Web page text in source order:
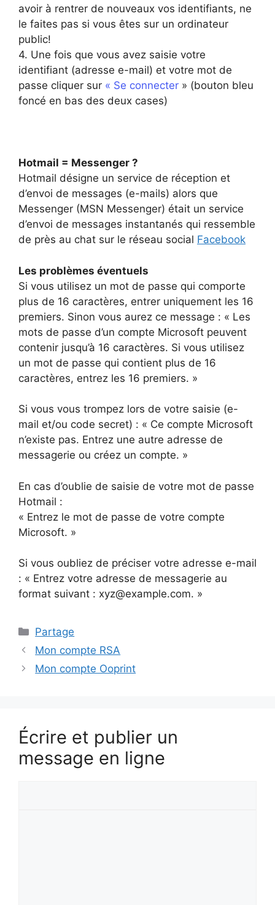
avoir à rentrer de nouveaux vos identifiants, ne
le faites pas si vous êtes sur un ordinateur
public!
4. Une fois que vous avez saisie votre
identifiant (adresse e-mail) et votre mot de
passe cliquer sur « Se connecter » (bouton bleu
foncé en bas des deux cases)
Hotmail = Messenger ?
Hotmail désigne un service de réception et
d’envoi de messages (e-mails) alors que
Messenger (MSN Messenger) était un service
d’envoi de messages instantanés qui ressemble
de près au chat sur le réseau social Facebook
Les problèmes éventuels
Si vous utilisez un mot de passe qui comporte
plus de 16 caractères, entrer uniquement les 16
premiers. Sinon vous aurez ce message : « Les
mots de passe d’un compte Microsoft peuvent
contenir jusqu’à 16 caractères. Si vous utilisez
un mot de passe qui contient plus de 16
caractères, entrez les 16 premiers. »
Si vous vous trompez lors de votre saisie (e-
mail et/ou code secret) : « Ce compte Microsoft
n’existe pas. Entrez une autre adresse de
messagerie ou créez un compte. »
En cas d’oublie de saisie de votre mot de passe
Hotmail :
« Entrez le mot de passe de votre compte
Microsoft. »
Si vous oubliez de préciser votre adresse e-mail
: « Entrez votre adresse de messagerie au
format suivant : xyz@example.com. »
Catégories
Partage
Mon compte RSA
Mon compte Ooprint
Écrire et publier un
message en ligne